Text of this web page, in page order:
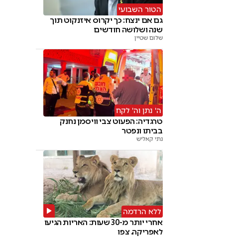
הטור השבועי
גם אם ינצח: כך יקרוס איזנקוט תוך
שנה ושלושה חודשים
שלום שטיין
ה' נתן וה' לקח
טרגדיה: הפעוט צבי וויסמן נחנק
בביתו ונפטר
נתי קאליש
ללא הרדמה
אחרי יותר מ-30 שעות: האריות הגיעו
לאפריקה. צפו